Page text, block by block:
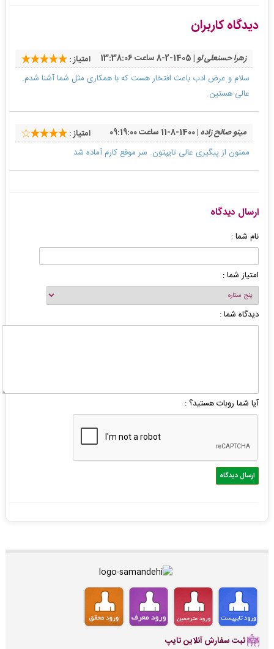
دیدگاه کاربران
زهرا حسنعلی لو| 1405-2-8 ساعت 13:38:06
امتیاز :
سلام و عرض ادب باعث افتخار هست که با همکاری مثل شما آشنا شدم.
عالی هستین.
مینو صالح زاده| 1400-8-11 ساعت 09:19:00
امتیاز :
ممنون از پیگیری عالی تایپتون. سر موقع کارم آماده شد
ارسال دیدگاه
نام شما :
امتیاز شما :
دیدگاه شما :
آیا شما روبات هستید؟ :
ثبت سفارش آنلاین تایپ